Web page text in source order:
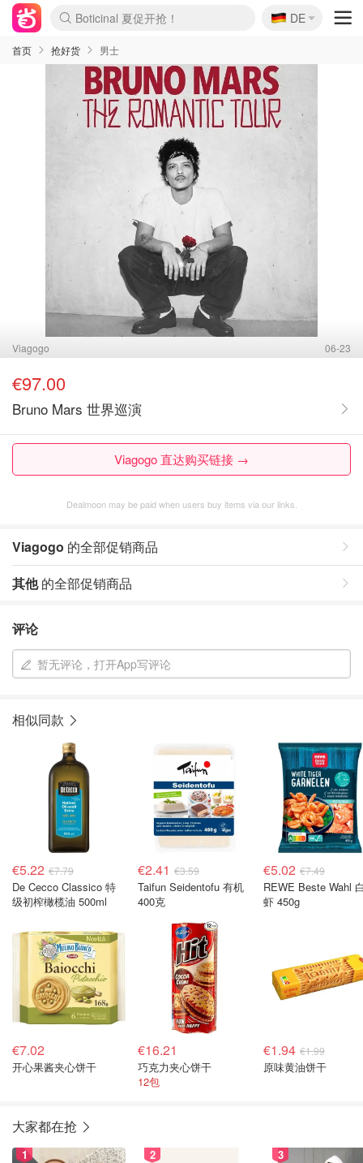
Boticinal 夏促开抢！
4折！lulu周四疯狂上新
还没结束！&OtherStories大促
Joybuy变相75折 随时失效
速领！Stanley独家85折
疑似霸哥！Camper额外叠85折
Zalando 奥莱闪促！每日更新
Moncler反季囤！5折起+叠9折
Coach Brooklyn仅€192
🇩🇪
DE
首页 抢好货 男士
Viagogo 06-23
€97.00
Bruno Mars 世界巡演
Viagogo 直达购买链接 →
Dealmoon may be paid when users buy items via our links.
Viagogo 的全部促销商品
其他的全部促销商品
评论
暂无评论，打开App写评论
相似同款
€5.22 €7.79
De Cecco Classico 特
级初榨橄榄油 500ml
€2.41 €3.59
Taifun Seidentofu 有机
400克
€5.02 €7.49
REWE Beste Wahl
虾 450g
€7.02
开心果酱夹心饼干
€16.21
巧克力夹心饼干
12包
€1.94 €1.99
原味黄油饼干
大家都在抢
1 2 3